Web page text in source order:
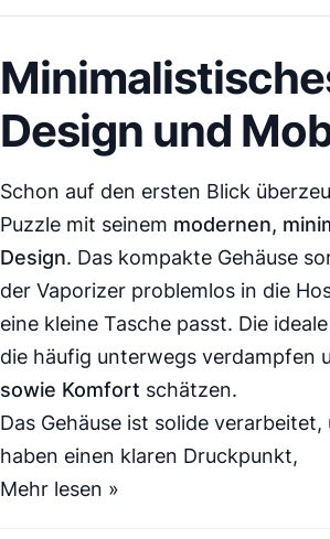
Design und
Schon auf den ersten Blick
Puzzle mit seinem modernen,
Design. Das kompakte Gehäuse
der Vaporizer problemlos in die
eine kleine Tasche passt. Die
die häufig unterwegs verdampfen
sowie Komfort schätzen.
Das Gehäuse ist solide verarbeitet,
haben einen klaren Druckpunkt,
Mehr lesen »